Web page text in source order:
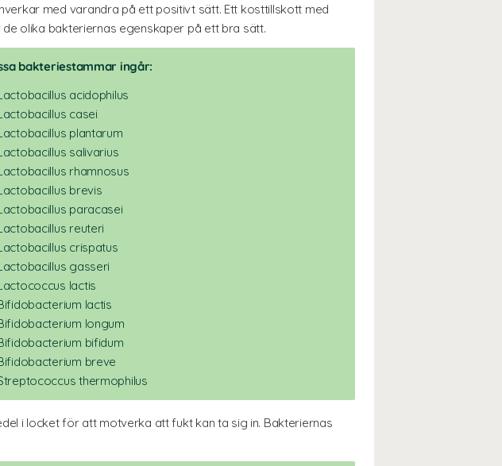
med varandra på ett positivt sätt. Ett kosttillskott med
olika bakteriernas egenskaper på ett bra sätt.
bakteriestammar ingår:
acidophilus
casei
plantarum
salivarius
rhamnosus
brevis
paracasei
reuteri
crispatus
gasseri
lactis
lactis
longum
bifidum
breve
thermophilus
i locket för att motverka att fukt kan ta sig in. Bakteriernas